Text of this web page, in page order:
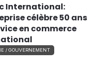
International:
célèbre 50 ans
en commerce
/ GOUVERNEMENT